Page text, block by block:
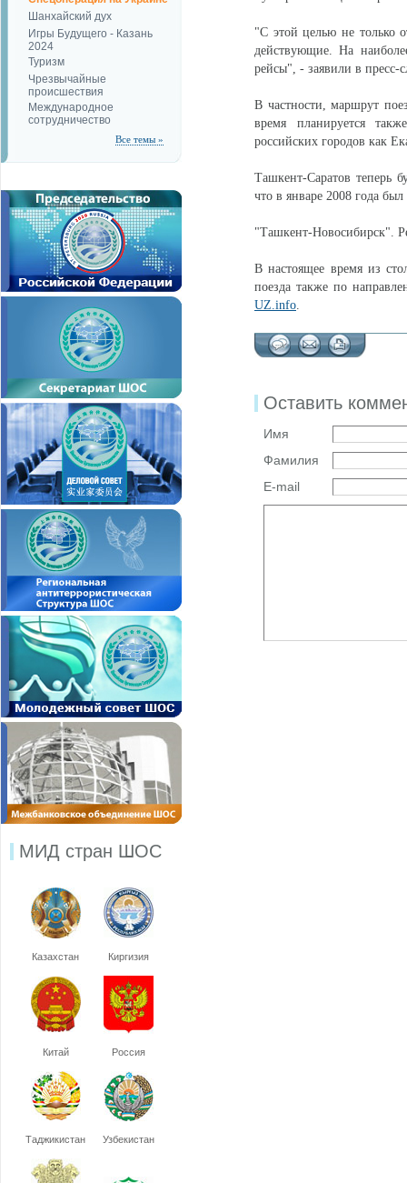
Шанхайский дух
Игры Будущего - Казань
2024
Туризм
Чрезвычайные
происшествия
Международное
сотрудничество
Все темы »
МИД стран ШОС
Казахстан Киргизия
Китай Россия
Таджикистан Узбекистан
"С этой целью не только
действующие. На
рейсы", - заявили в пресс-
В частности, маршрут
время планируется
российских городов как
Ташкент-Саратов теперь
что в январе 2008 года
"Ташкент-Новосибирск".
В настоящее время из
поезда также по
UZ.info.
Оставить
Имя
Фамилия
E-mail